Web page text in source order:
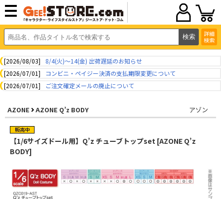
詳細
検索
[2026/08/03]
8/4(火)～14(金) 出荷遅延のお知らせ
[2026/07/01]
コンビニ・ペイジー決済の支払期限変更について
[2026/07/01]
ご注文確定メールの廃止について
AZONE AZONE Q’z BODY アゾン
【1/6サイズドール用】Q’z チューブトップset [AZONE Q’z
BODY]